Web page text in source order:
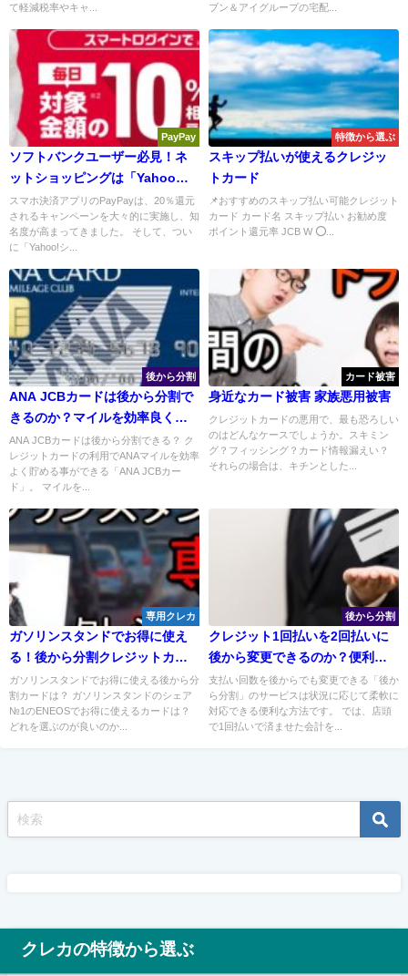
て軽減税率やキャ...
ブン＆アイグループの宅配...
PayPay
ソフトバンクユーザー必見！ネ
ットショッピングは「Yahoo！
ショッピング」にすべき理由が
凄かった
スマホ決済アプリのPayPayは、20％還元
されるキャンペーンを大々的に実施し、知
名度が高まってきました。 そして、つい
に「Yahoo!シ...
特徴から選ぶ
スキップ払いが使えるクレジッ
トカード
📌おすすめのスキップ払い可能クレジット
カード カード名 スキップ払い お勧め度
ポイント還元率 JCB W ⭕...
後から分割
ANA JCBカードは後から分割で
きるのか？マイルを効率良く貯
めるカードの特徴
ANA JCBカードは後から分割できる？ ク
レジットカードの利用でANAマイルを効率
よく貯める事ができる「ANA JCBカー
ド」。 マイルを...
カード被害
身近なカード被害 家族悪用被害
クレジットカードの悪用で、最も恐ろしい
のはどんなケースでしょうか。スキミン
グ？フィッシング？カード情報漏えい？
それらの場合は、キチンとした...
専用クレカ
ガソリンスタンドでお得に使え
る！後から分割クレジットカー
ド
ガソリンスタンドでお得に使える後から分
割カードは？ ガソリンスタンドのシェア
№1のENEOSでお得に使えるカードは？
どれを選ぶのが良いのか...
後から分割
クレジット1回払いを2回払いに
後から変更できるのか？便利な
クレジットカード一覧
支払い回数を後からでも変更できる「後か
ら分割」のサービスは状況に応じて柔軟に
対応できる便利な方法です。 では、店頭
で1回払いで済ませた会計を...
クレカの特徴から選ぶ